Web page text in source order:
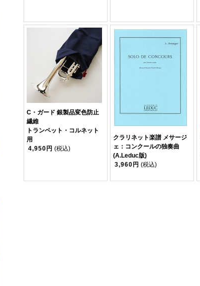
C・ガード 銀製品変色防止
繊維
トランペット・コルネット
用
4,950円 (税込)
クラリネット楽譜 メサージ
ェ：コンクールの独奏曲
(A.Leduc版)
3,960円 (税込)